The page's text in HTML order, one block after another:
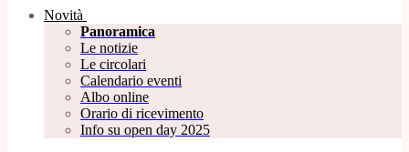
Novità
Panoramica
Le notizie
Le circolari
Calendario eventi
Albo online
Orario di ricevimento
Info su open day 2025